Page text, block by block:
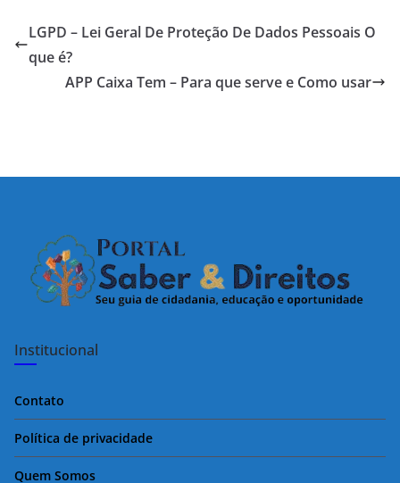
LGPD – Lei Geral De Proteção De Dados Pessoais O
que é?
APP Caixa Tem – Para que serve e Como usar
Institucional
Contato
Política de privacidade
Quem Somos